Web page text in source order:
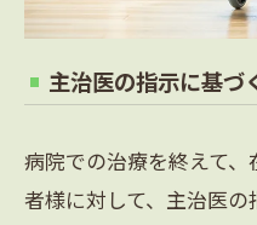
主治医の指示に基づ
病院での治療を終えて
者様に対して、主治医